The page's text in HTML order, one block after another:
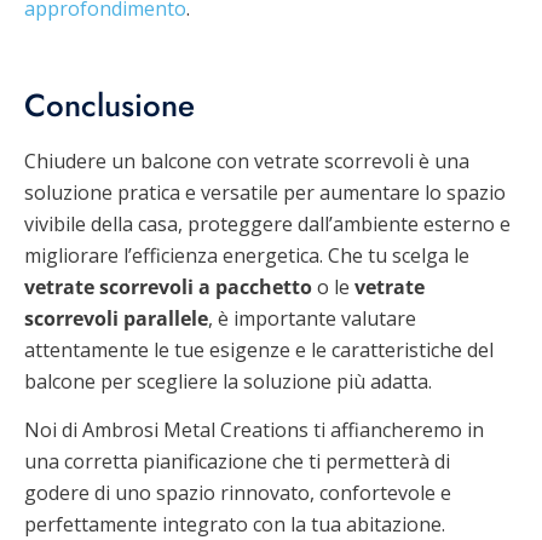
approfondimento.
Conclusione
Chiudere un balcone con vetrate scorrevoli è una
soluzione pratica e versatile per aumentare lo spazio
vivibile della casa, proteggere dall’ambiente esterno e
migliorare l’efficienza energetica. Che tu scelga le
vetrate scorrevoli a pacchettoo le vetrate
scorrevoli parallele, è importante valutare
attentamente le tue esigenze e le caratteristiche del
balcone per scegliere la soluzione più adatta.
Noi di Ambrosi Metal Creations ti affiancheremo in
una corretta pianificazione che ti permetterà di
godere di uno spazio rinnovato, confortevole e
perfettamente integrato con la tua abitazione.